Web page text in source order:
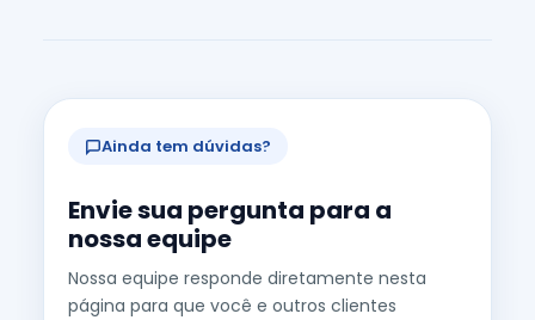
Ainda tem dúvidas?
Envie sua pergunta para a
nossa equipe
Nossa equipe responde diretamente nesta
página para que você e outros clientes